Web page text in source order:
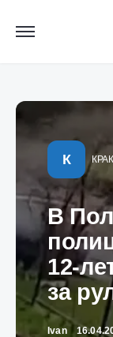
К
В
12-
за
Ivan